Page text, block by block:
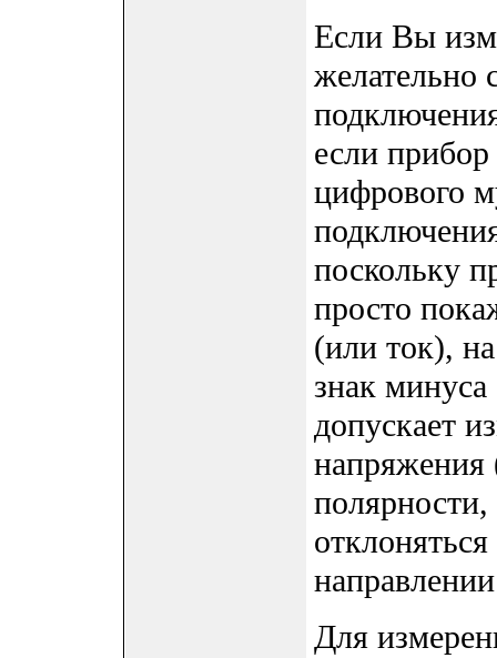
Если Вы
желательно
если
цифрового
поскольку
просто
(или ток),
знак
допускает
напряжения
полярности,
Для